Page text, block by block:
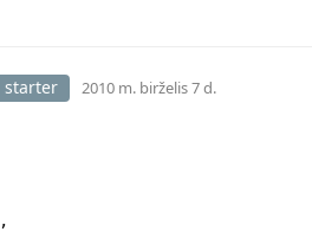
starter 2010 m. birželis 7 d.